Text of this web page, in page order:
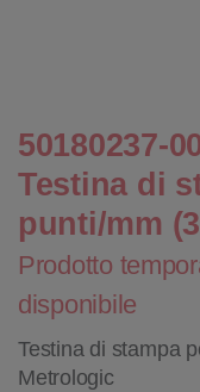
50180237-
Testina di
punti/mm
Prodotto
disponibile
Testina di stampa
Metrologic